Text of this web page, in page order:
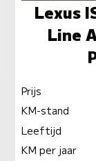
Lexus
Line
Prijs
KM-stand
Leeftijd
KM per jaar